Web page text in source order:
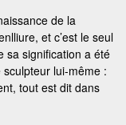
de la
et c’est le seul
sa signification a été
lui-même :
tout est dit dans